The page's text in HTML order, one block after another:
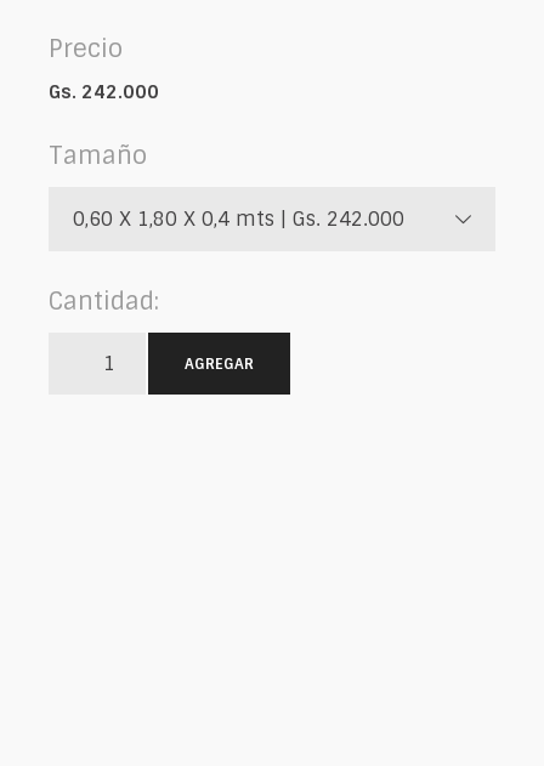
Precio
Gs. 242.000
Tamaño
0,60 X 1,80 X 0,4 mts | Gs. 242.000
Cantidad:
AGREGAR